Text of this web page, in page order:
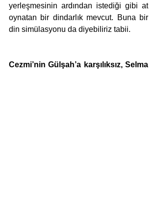
yerleşmesinin ardından istediği gibi at
oynatan bir dindarlık mevcut. Buna bir
din simülasyonu da diyebiliriz tabii.
Cezmi’nin Gülşah’a karşılıksız, Selma